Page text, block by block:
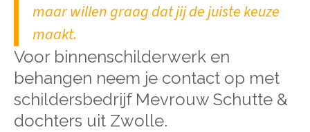
maar willen graag dat jij de juiste keuze
maakt.
Voor binnenschilderwerk en
behangen neem je contact op met
schildersbedrijf Mevrouw Schutte &
dochters uit Zwolle.